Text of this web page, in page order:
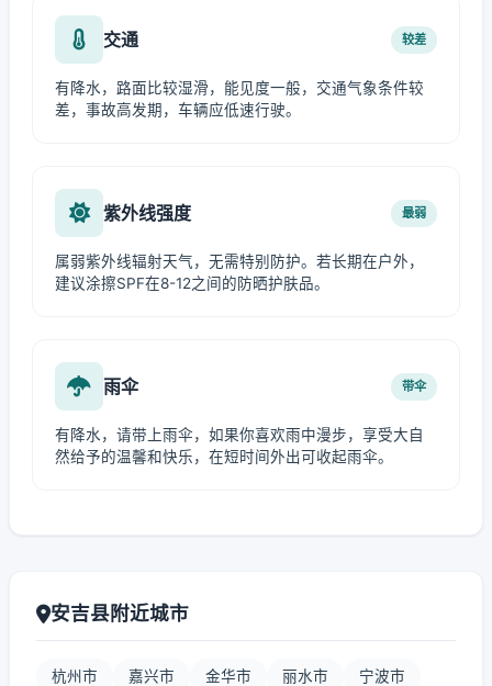
交通 较差
有降水，路面比较湿滑，能见度一般，交通气象条件较
差，事故高发期，车辆应低速行驶。
紫外线强度 最弱
属弱紫外线辐射天气，无需特别防护。若长期在户外，
建议涂擦SPF在8-12之间的防晒护肤品。
雨伞 带伞
有降水，请带上雨伞，如果你喜欢雨中漫步，享受大自
然给予的温馨和快乐，在短时间外出可收起雨伞。
安吉县附近城市
杭州市 嘉兴市 金华市 丽水市 宁波市